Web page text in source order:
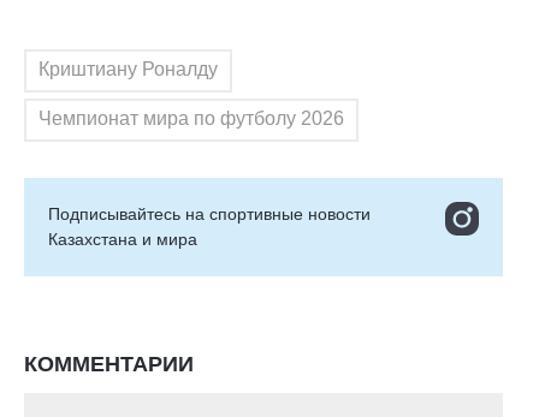
Криштиану Роналду
Чемпионат мира по футболу 2026
Подписывайтесь на cпортивные новости
Казахстана и мира
КОММЕНТАРИИ